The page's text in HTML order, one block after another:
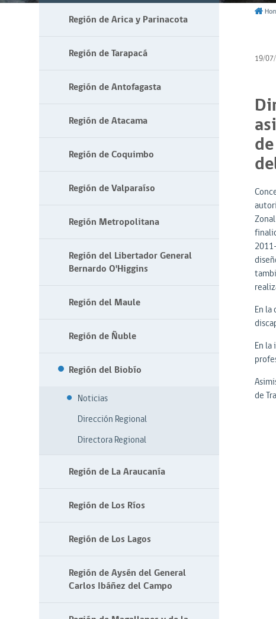
Región de Arica y Parinacota
Región de Tarapacá
Región de Antofagasta
Región de Atacama
Región de Coquimbo
Región de Valparaíso
Región Metropolitana
Región del Libertador General
Bernardo O'Higgins
Región del Maule
Región de Ñuble
Región del Biobío
Noticias
Dirección Regional
Directora Regional
Región de La Araucanía
Región de Los Ríos
Región de Los Lagos
Región de Aysén del General
Carlos Ibáñez del Campo
19/
En
En
de